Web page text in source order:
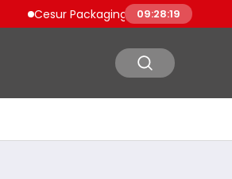
Cesur Packaging, Mısır’daki Üretim
09:28:20